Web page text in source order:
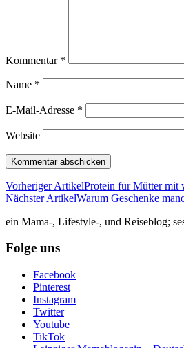
Kommentar *
Name *
E-Mail-Adresse *
Website
Vorheriger ArtikelProtein für Mütter mit
Nächster ArtikelWarum Geschenke
ein Mama-, Lifestyle-, und Reiseblog;
Folge uns
Facebook
Pinterest
Instagram
Twitter
Youtube
TikTok